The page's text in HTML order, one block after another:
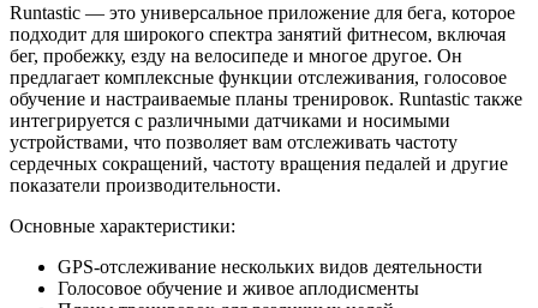
Runtastic — это универсальное приложение для бега, которое
подходит для широкого спектра занятий фитнесом, включая
бег, пробежку, езду на велосипеде и многое другое. Он
предлагает комплексные функции отслеживания, голосовое
обучение и настраиваемые планы тренировок. Runtastic также
интегрируется с различными датчиками и носимыми
устройствами, что позволяет вам отслеживать частоту
сердечных сокращений, частоту вращения педалей и другие
показатели производительности.
Основные характеристики:
GPS-отслеживание нескольких видов деятельности
Голосовое обучение и живое аплодисменты